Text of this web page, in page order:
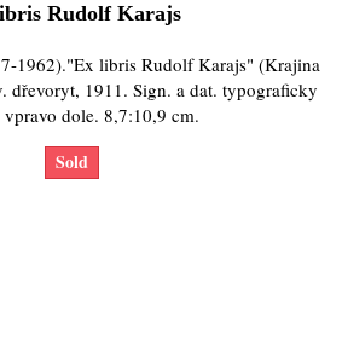
Rudolf Karajs
1962)."Ex libris Rudolf Karajs" (Krajina
dřevoryt, 1911. Sign. a dat. typograficky
vpravo dole. 8,7:10,9 cm.
Sold